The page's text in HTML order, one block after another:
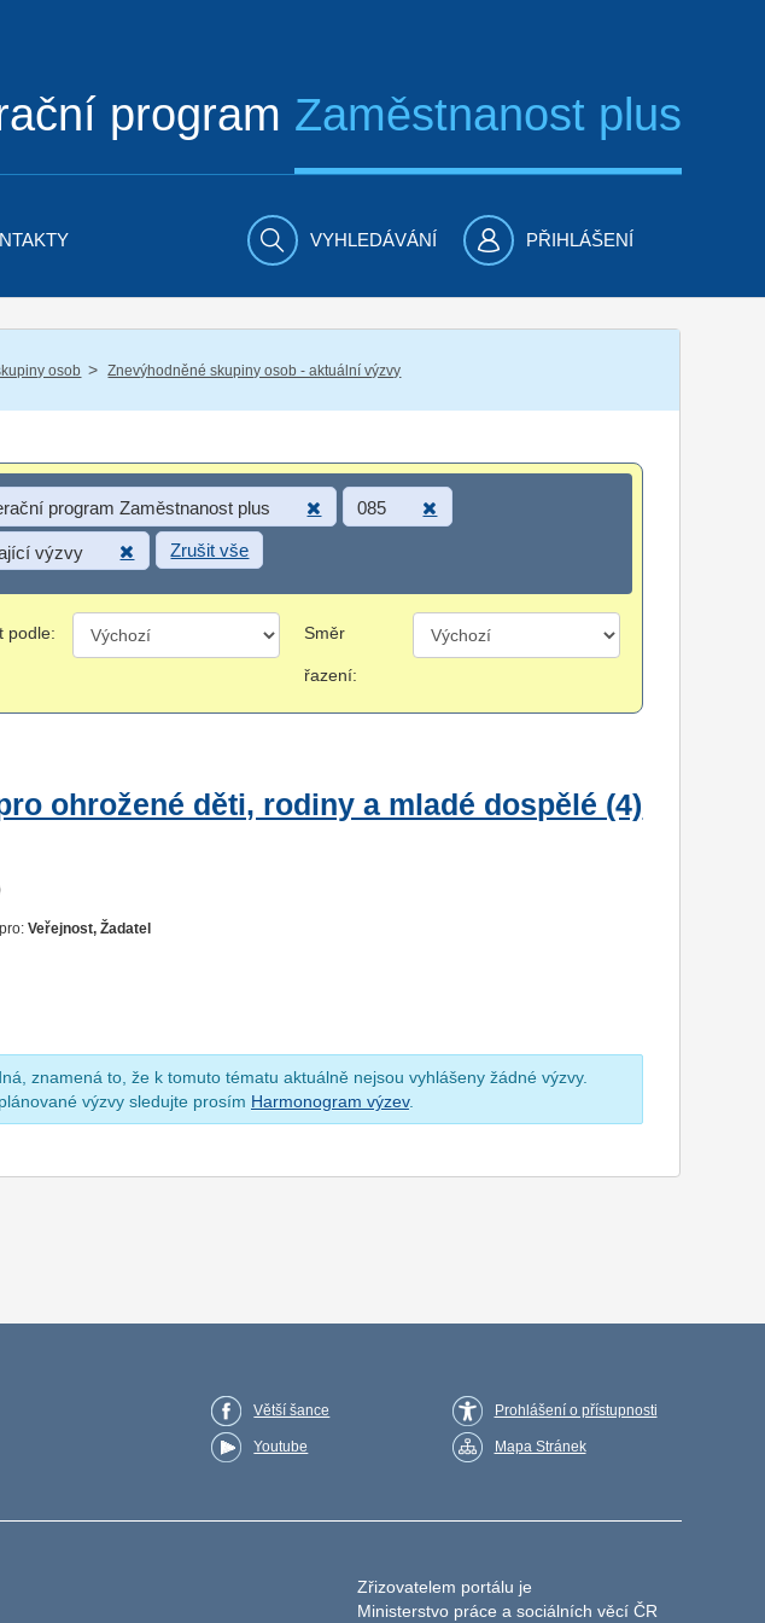
program Zaměstnanost plus
VYHLEDÁVÁNÍ PŘIHLÁŠENÍ
osob / Znevýhodněné skupiny osob - aktuální výzvy
program Zaměstnanost plus 085
výzvy Zrušit vše
podle: Směr
řazení:
ohrožené děti, rodiny a mladé dospělé (4)
Veřejnost, Žadatel
znamená to, že k tomuto tématu aktuálně nejsou vyhlášeny žádné výzvy.
výzvy sledujte prosím Harmonogram výzev.
Větší šance
Youtube
Prohlášení o přístupnosti
Mapa Stránek
Zřizovatelem portálu je
Ministerstvo práce a sociálních věcí ČR